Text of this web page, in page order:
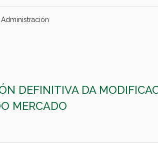
Administración
DEFINITIVA DA
MERCADO